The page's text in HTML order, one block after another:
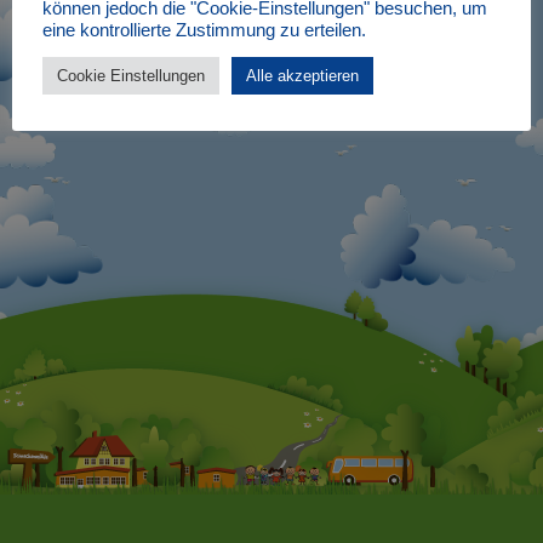
können jedoch die "Cookie-Einstellungen" besuchen, um
eine kontrollierte Zustimmung zu erteilen.
Cookie Einstellungen Alle akzeptieren